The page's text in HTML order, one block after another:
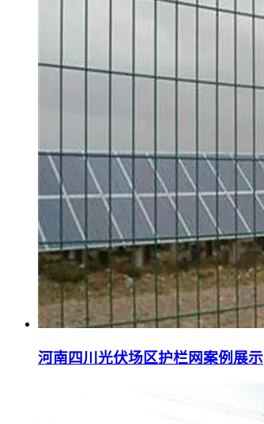
河南四川光伏场区护栏网案例展示